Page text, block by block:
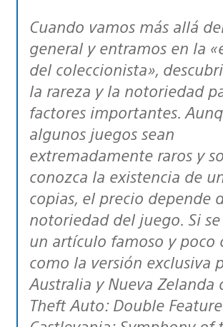
Cuando vamos más allá del mercado
general y entramos en la
del coleccionista»,
la rareza y la notoriedad
factores importantes.
algunos juegos sean
extremadamente raros y
conozca la existencia de
copias, el precio depende
notoriedad del juego. Si
un artículo famoso y poco
como la versión exclusiva
Australia y Nueva Zelanda
Theft Auto: Double